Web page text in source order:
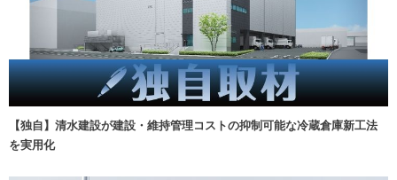
【独自】清水建設が建設・維持管理コストの抑制可能な冷蔵倉庫新工法
を実用化